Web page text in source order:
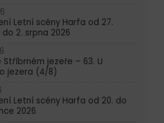
Letní scény Harfa od 27.
2. srpna 2026
Stříbrném jezeře – 63. U
jezera (4/8)
Letní scény Harfa od 20. do
2026